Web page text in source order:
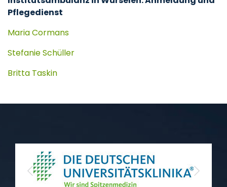
Pflegedienst
Maria Cormans
Stefanie Schüller
Britta Taskin
Previous Next